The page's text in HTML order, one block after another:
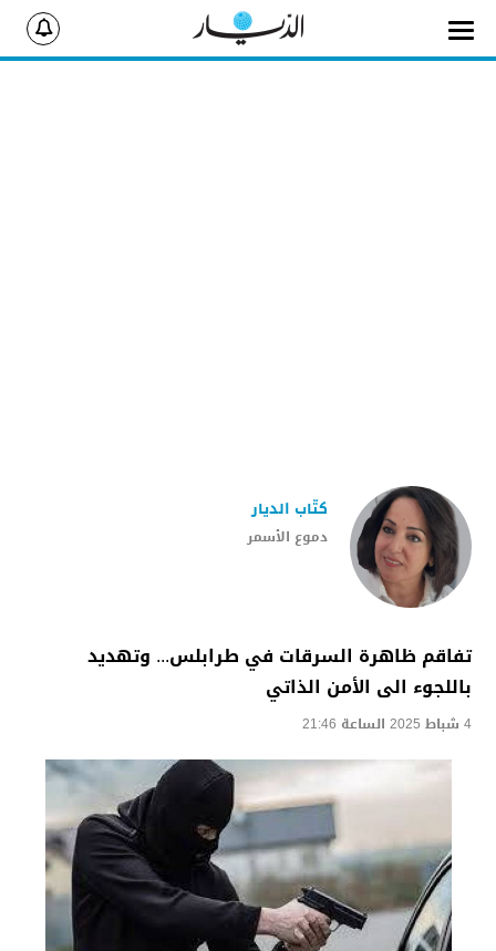
دموع الأسمر
كتّاب الديار
تفاقم ظاهرة السرقات في طرابلس... وتهديد
باللجوء الى الأمن الذاتي
4 شباط 2025 الساعة 21:46